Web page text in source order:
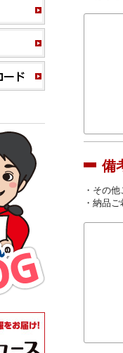
備
・その
・納品